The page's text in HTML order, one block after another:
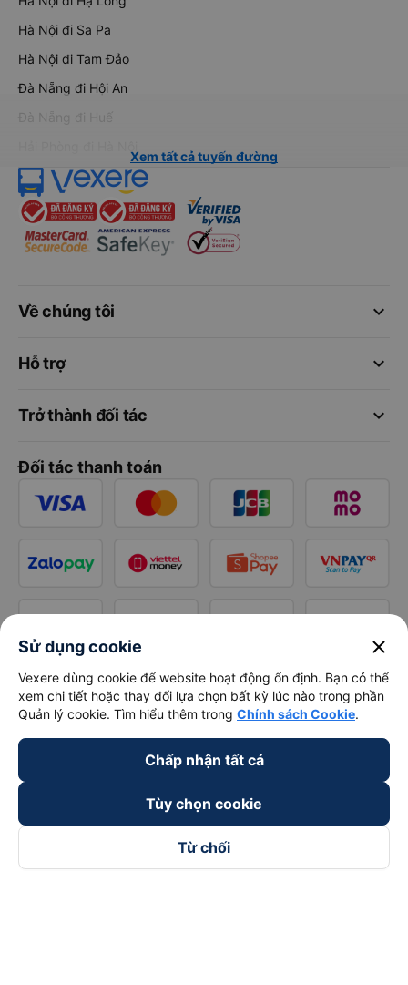
Hà Nội đi Sa Pa
Hà Nội đi Tam Đảo
Đà Nẵng đi Hội An
Đà Nẵng đi Huế
Xem tất cả tuyến đường
keyboard_arrow_down
Về chúng tôi
keyboard_arrow_down
Hỗ trợ
keyboard_arrow_down
Trở thành đối tác
Đối tác thanh toán
Sử dụng cookie close
Vexere dùng cookie để website hoạt động ổn định. Bạn có thể
xem chi tiết hoặc thay đổi lựa chọn bất kỳ lúc nào trong phần
Quản lý cookie. Tìm hiểu thêm trong Chính sách Cookie.
Chấp nhận tất cả
Tùy chọn cookie
Từ chối